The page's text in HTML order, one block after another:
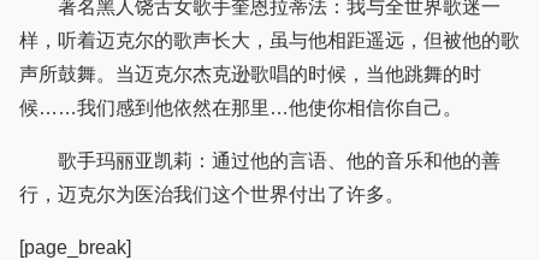
著名黑人饶舌女歌手奎恩拉蒂法：我与全世界歌迷一
样，听着迈克尔的歌声长大，虽与他相距遥远，但被他的歌
声所鼓舞。当迈克尔杰克逊歌唱的时候，当他跳舞的时
候……我们感到他依然在那里…他使你相信你自己。
歌手玛丽亚凯莉：通过他的言语、他的音乐和他的善
行，迈克尔为医治我们这个世界付出了许多。
[page_break]